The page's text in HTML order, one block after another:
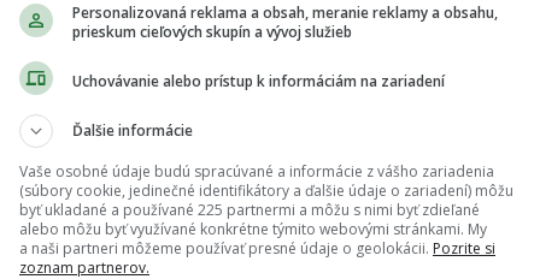
nevestu
a obdobie bez partnera využila aj naspoznávanie
vlastných slov kladie dôraz najmä na charakter, dôveru a
čas.
odlišne
Personalizovaná reklama a obsah, meranie reklamy a obsahu,
prieskum cieľových skupín a vývoj služieb
Uchovávanie alebo prístup k informáciám na zariadení
Ďalšie informácie
Vaše osobné údaje budú spracúvané a informácie z vášho zariadenia
(súbory cookie, jedinečné identifikátory a ďalšie údaje o zariadení) môžu
byť ukladané a používané 225 partnermi a môžu s nimi byť zdieľané
alebo môžu byť využívané konkrétne týmito webovými stránkami. My
a naši partneri môžeme používať presné údaje o geolokácii. Pozrite si
zoznam partnerov.